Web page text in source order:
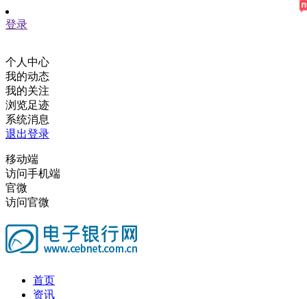
登录
个人中心
我的动态
我的关注
浏览足迹
系统消息
退出登录
移动端
访问手机端
官微
访问官微
首页
资讯